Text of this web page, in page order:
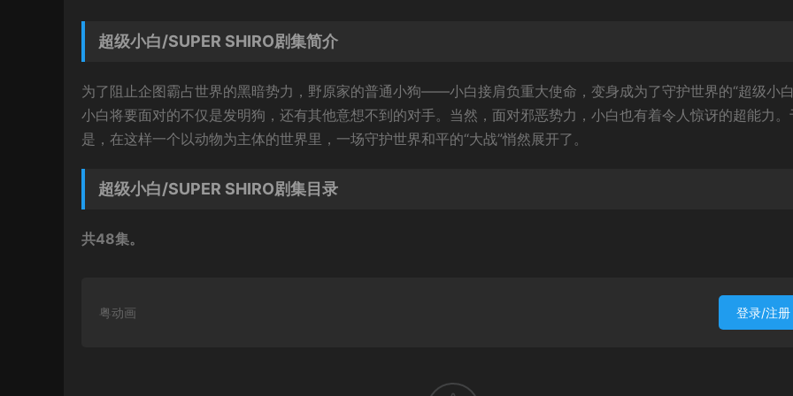
超级小白/SUPER SHIRO剧集简介
为了阻止企图霸占世界的黑暗势力，野原家的普通小狗——小白接肩负重大使命，变身成为了守护世界的“超级小
小白将要面对的不仅是发明狗，还有其他意想不到的对手。当然，面对邪恶势力，小白也有着令人惊讶的超能力。
是，在这样一个以动物为主体的世界里，一场守护世界和平的“大战”悄然展开了。
超级小白/SUPER SHIRO剧集目录
共48集。
粤动画 登录/注册